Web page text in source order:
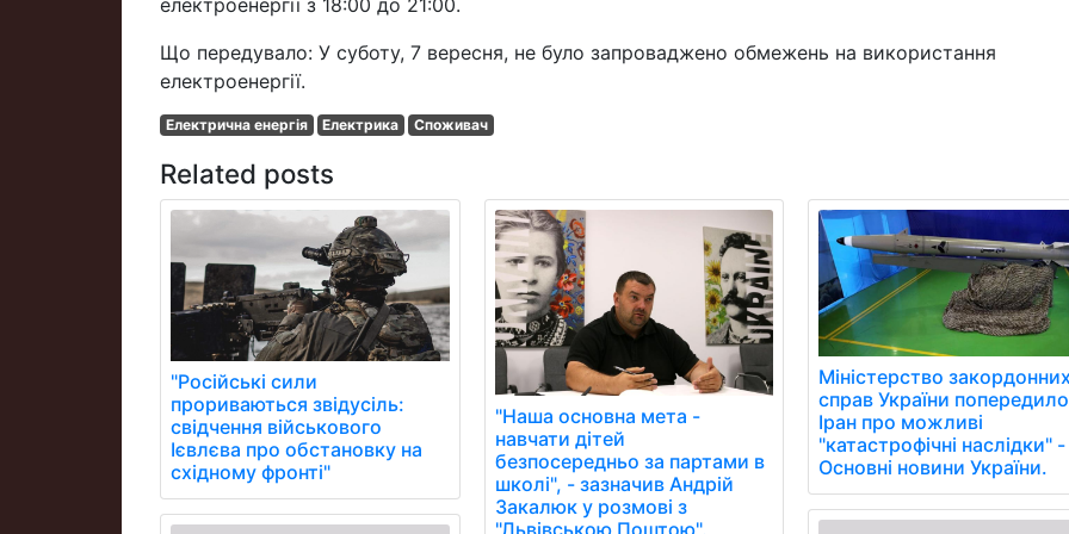
електроенергії з 18:00 до 21:00.
Що передувало: У суботу, 7 вересня, не було запроваджено обмежень на використання
електроенергії.
Електрична енергія Електрика Споживач
Related posts
"Російські сили
прориваються звідусіль:
свідчення військового
Ієвлєва про обстановку на
східному фронті"
"Наша основна мета -
навчати дітей
безпосередньо за партами в
школі", - зазначив Андрій
Закалюк у розмові з
"Львівською Поштою".
Міністерство
справ України попередило
Іран про можливі
"катастрофічні наслідки" -
Основні новини України.